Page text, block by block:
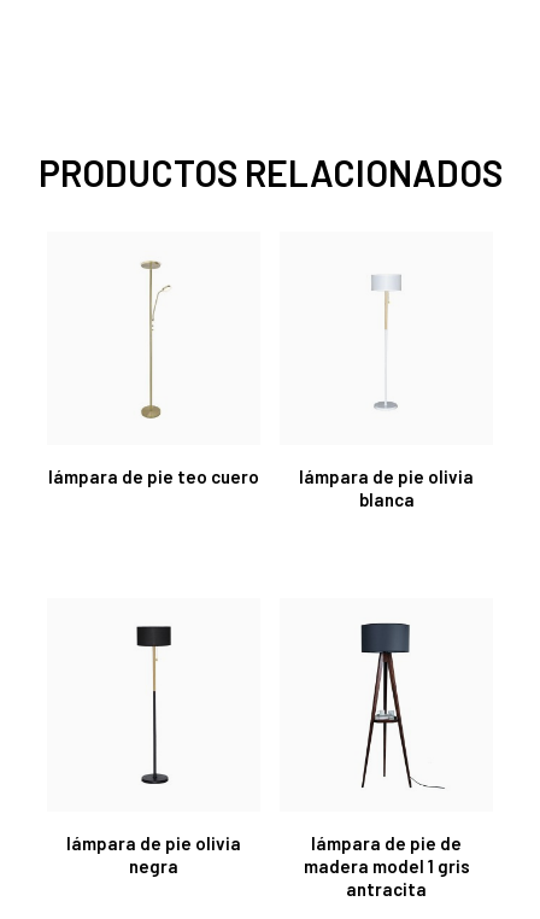
PRODUCTOS RELACIONADOS
lámpara de pie teo cuero
lámpara de pie olivia
blanca
lámpara de pie olivia
negra
lámpara de pie de
madera model 1 gris
antracita